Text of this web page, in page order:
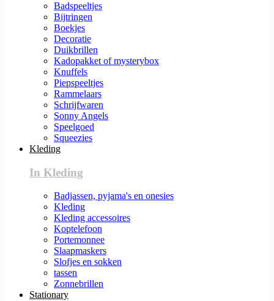
Badspeeltjes
Bijtringen
Boekjes
Decoratie
Duikbrillen
Kadopakket of mysterybox
Knuffels
Piepspeeltjes
Rammelaars
Schrijfwaren
Sonny Angels
Speelgoed
Squeezies
Kleding
In Kleding
Badjassen, pyjama's en onesies
Kleding
Kleding accessoires
Koptelefoon
Portemonnee
Slaapmaskers
Slofjes en sokken
tassen
Zonnebrillen
Stationary